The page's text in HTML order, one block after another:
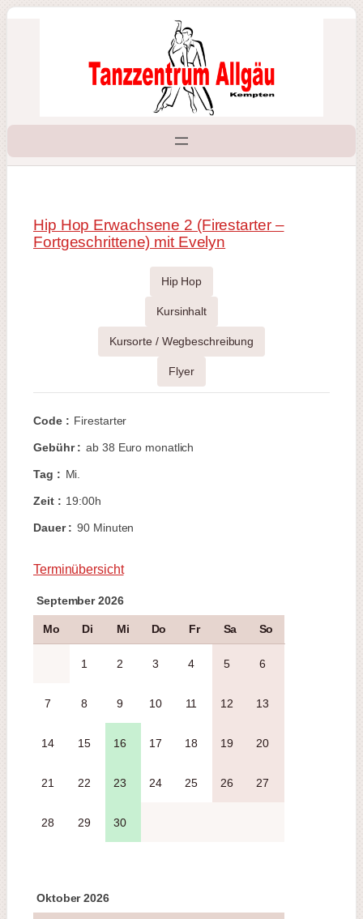
Zum
Hip Hop Erwachsene 2 (Firestarter –
Fortgeschrittene) mit Evelyn
Hip Hop
Kursinhalt
Kursorte / Wegbeschreibung
Flyer
Code : Firestarter
Gebühr : ab 38 Euro monatlich
Tag : Mi.
Zeit : 19:00h
Dauer : 90 Minuten
Terminübersicht
September 2026
Mo Di Mi Do Fr Sa So
1 2 3 4 5 6
7 8 9 10 11 12 13
14 15 16 17 18 19 20
21 22 23 24 25 26 27
28 29 30
Oktober 2026